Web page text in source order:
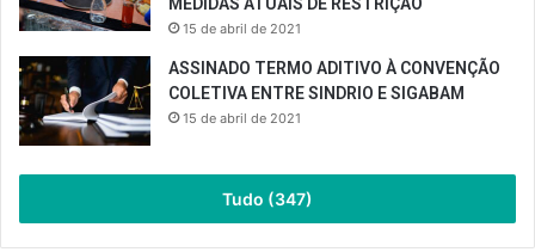
15 de abril de 2021
ASSINADO TERMO ADITIVO À CONVENÇÃO
COLETIVA ENTRE SINDRIO E SIGABAM
15 de abril de 2021
Tudo (347)